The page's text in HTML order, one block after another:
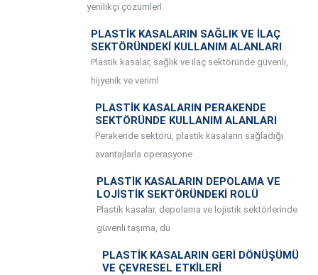
yenilikçi çözümlerl
PLASTIK KASALARIN SAĞLIK VE İLAÇ
SEKTÖRÜNDEKI KULLANIM ALANLARI
Plastik kasalar, sağlık ve ilaç sektöründe güvenli,
hijyenik ve veriml
PLASTIK KASALARIN PERAKENDE
SEKTÖRÜNDE KULLANIM ALANLARI
Perakende sektörü, plastik kasaların sağladığı
avantajlarla operasyone
PLASTIK KASALARIN DEPOLAMA VE
LOJISTIK SEKTÖRÜNDEKI ROLÜ
Plastik kasalar, depolama ve lojistik sektörlerinde
güvenli taşıma, dü
PLASTIK KASALARIN GERI DÖNÜŞÜMÜ
VE ÇEVRESEL ETKILERI